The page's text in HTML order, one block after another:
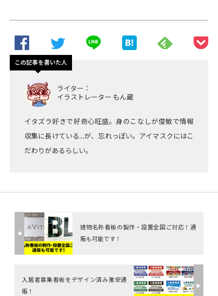
ライター：
イラストレーター もん蔵
イタズラ好きで好奇心旺盛。身のこなしが俊敏で情報
収集に長けている…が、忘れっぽい。アイマスクにはこ
だわりがあるらしい。
この記事を書いた人
◀︎
建物名称看板の製作・設置全国ご対応！通
販も可能です！
入居者募集看板をデザイン済み激安通
販！
▶︎